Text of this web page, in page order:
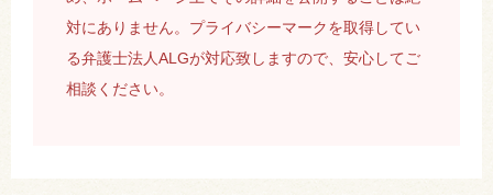
対にありません。プライバシーマークを取得してい
る弁護士法人ALGが対応致しますので、安心してご
相談ください。